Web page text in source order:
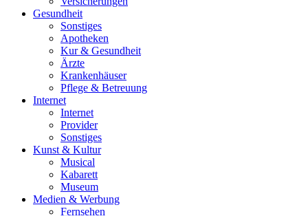
Gesundheit
Sonstiges
Apotheken
Kur & Gesundheit
Ärzte
Krankenhäuser
Pflege & Betreuung
Internet
Internet
Provider
Sonstiges
Kunst & Kultur
Musical
Kabarett
Museum
Medien & Werbung
Fernsehen